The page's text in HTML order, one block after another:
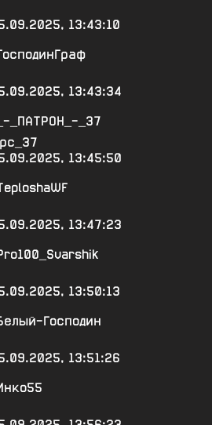
13:43:10
13:43:34
_-_ПАТРОН_-_37
13:45:50
13:47:23
13:50:13
Господин
13:51:26